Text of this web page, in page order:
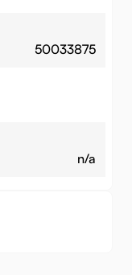
50033875
n/a